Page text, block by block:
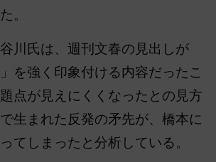
。
川氏は、週刊文春の見出しが
を強く印象付ける内容だったこ
点が見えにくくなったとの見方
生まれた反発の矛先が、橋本に
てしまったと分析している。